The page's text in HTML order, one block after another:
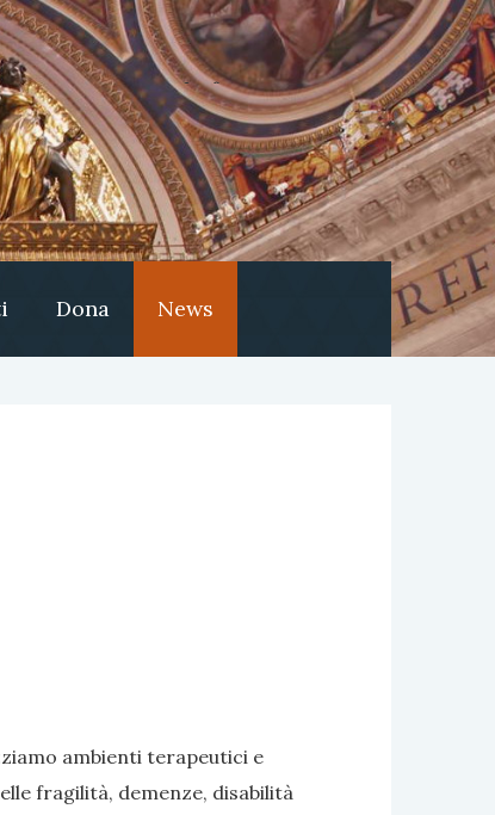
Dona News
ambienti terapeutici e
fragilità, demenze, disabilità